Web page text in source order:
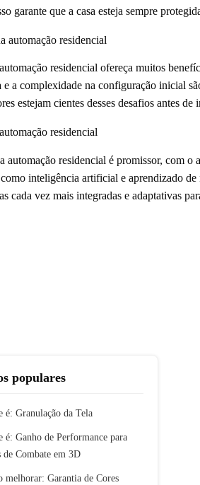
garante que a casa esteja sempre
automação residencial
residencial ofereça muitos
e a complexidade na configuração inicial
estejam cientes desses desafios antes
residencial
automação residencial é promissor, com o
inteligência artificial e aprendizado
cada vez mais integradas e adaptativas
populares
é: Granulação da Tela
é: Ganho de Performance para
de Combate em 3D
melhorar: Garantia de Cores